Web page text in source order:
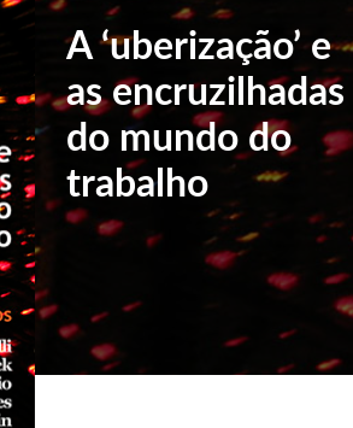
A ‘uberização’ e
as encruzilhadas
do mundo do
trabalho